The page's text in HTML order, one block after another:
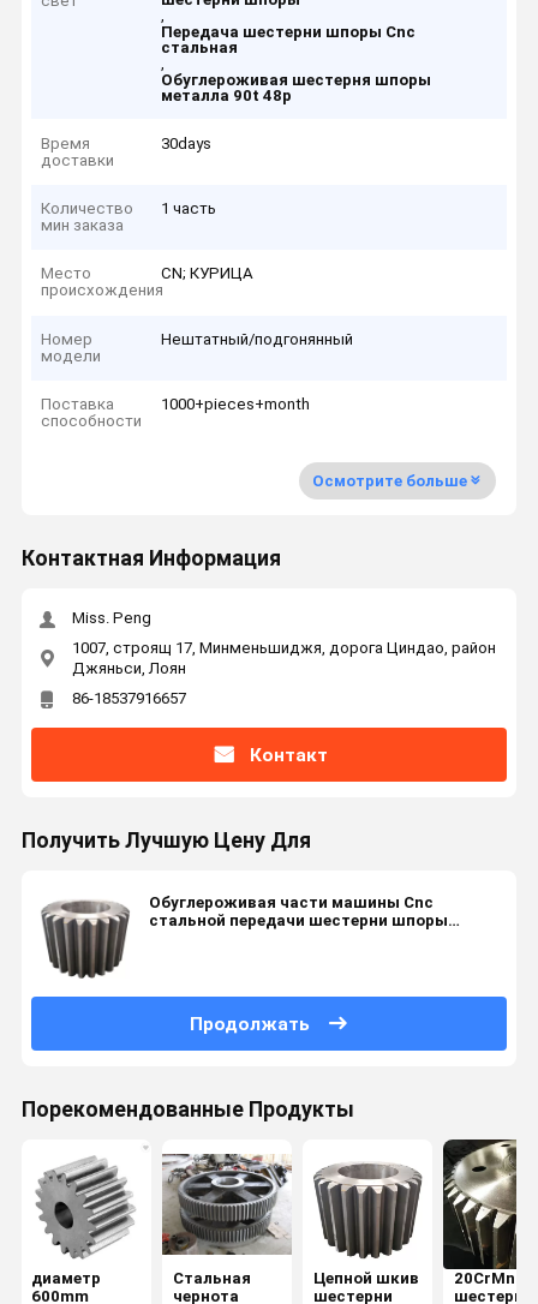
,
Передача шестерни шпоры Cnc
стальная
,
Обуглероживая шестерня шпоры
металла 90t 48p
Время
доставки
30days
Количество
мин заказа
1 часть
Место
происхождения
CN; КУРИЦА
Номер
модели
Нештатный/подгонянный
Поставка
способности
1000+pieces+month
Осмотрите больше
Контактная Информация
Miss. Peng
1007, строящ 17, Минменьшиджя, дорога Циндао, район
Джяньси, Лоян
86-18537916657
Контакт
Получить Лучшую Цену Для
Обуглероживая части машины Cnc
стальной передачи шестерни шпоры
Продолжать
Порекомендованные Продукты
диаметр
600mm
Стальная
чернота
Цепной шкив
шестерни
20CrMnTi
шестерня